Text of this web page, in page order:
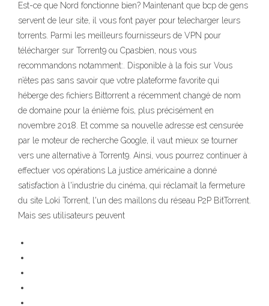
Est-ce que Nord fonctionne bien? Maintenant que bcp de gens
servent de leur site, il vous font payer pour telecharger leurs
torrents. Parmi les meilleurs fournisseurs de VPN pour
télécharger sur Torrent9 ou Cpasbien, nous vous
recommandons notamment:. Disponible à la fois sur Vous
n’êtes pas sans savoir que votre plateforme favorite qui
héberge des fichiers Bittorrent a récemment changé de nom
de domaine pour la énième fois, plus précisément en
novembre 2018. Et comme sa nouvelle adresse est censurée
par le moteur de recherche Google, il vaut mieux se tourner
vers une alternative à Torrent9. Ainsi, vous pourrez continuer à
effectuer vos opérations La justice américaine a donné
satisfaction à l'industrie du cinéma, qui réclamait la fermeture
du site Loki Torrent, l'un des maillons du réseau P2P BitTorrent.
Mais ses utilisateurs peuvent